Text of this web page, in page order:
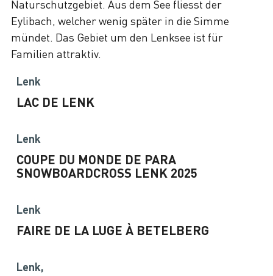
Lenk
LAC DE LENK
Lenk
COUPE DU MONDE DE PARA
SNOWBOARDCROSS LENK 2025
Lenk
FAIRE DE LA LUGE À BETELBERG
Lenk,